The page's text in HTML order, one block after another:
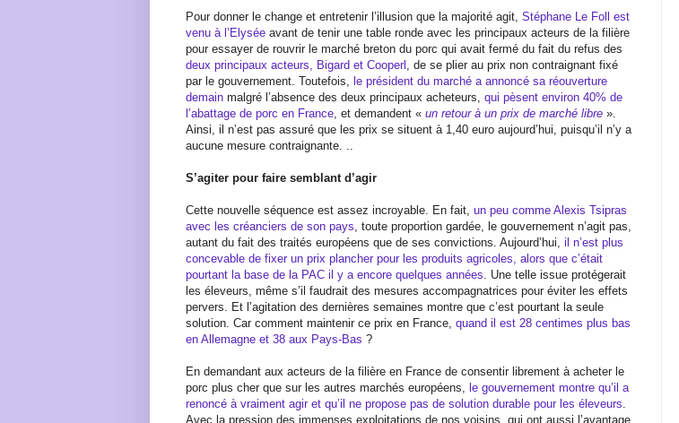
Pour donner le change et entretenir l’illusion que la majorité agit, Stéphane Le Foll est
venu à l’Elysée avant de tenir une table ronde avec les principaux acteurs de la filière
pour essayer de rouvrir le marché breton du porc qui avait fermé du fait du refus des
deux principaux acteurs, Bigard et Cooperl , de se plier au prix non contraignant fixé
par le gouvernement. Toutefois, le président du marché a annoncé sa réouverture
demain malgré l’absence des deux principaux acheteurs, qui pèsent environ 40% de
l’abattage de porc en France , et demandent « un retour à un prix de marché libre ».
Ainsi, il n’est pas assuré que les prix se situent à 1,40 euro aujourd’hui, puisqu’il n’y a
aucune mesure contraignante. ..
S’agiter pour faire semblant d’agir
Cette nouvelle séquence est assez incroyable. En fait, un peu comme Alexis Tsipras
avec les créanciers de son pays , toute proportion gardée, le gouvernement n’agit pas,
autant du fait des traités européens que de ses convictions. Aujourd’hui, il n’est plus
concevable de fixer un prix plancher pour les produits agricoles, alors que c’était
pourtant la base de la PAC il y a encore quelques années . Une telle issue protégerait
les éleveurs, même s’il faudrait des mesures accompagnatrices pour éviter les effets
pervers. Et l’agitation des dernières semaines montre que c’est pourtant la seule
solution. Car comment maintenir ce prix en France, quand il est 28 centimes plus bas
en Allemagne et 38 aux Pays-Bas ?
En demandant aux acteurs de la filière en France de consentir librement à acheter le
porc plus cher que sur les autres marchés européens, le gouvernement montre qu’il a
renoncé à vraiment agir et qu’il ne propose pas de solution durable pour les éleveurs
Avec la pression des immenses exploitations de nos voisins, qui ont aussi l’avantage